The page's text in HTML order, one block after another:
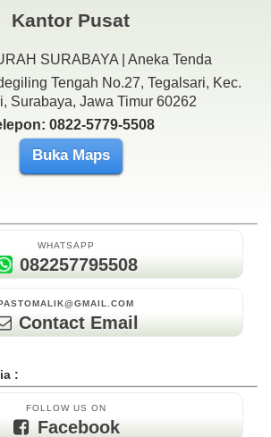
Kantor Pusat
SURABAYA | Aneka Tenda
Tengah No.27, Tegalsari, Kec.
Surabaya, Jawa Timur 60262
0822-5779-5508
Buka Maps
WHATSAPP
082257795508
Contact Email
:
FOLLOW US ON
Facebook